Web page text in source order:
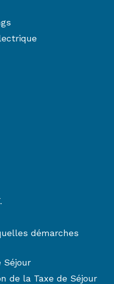
démarches
Séjour
de la Taxe de Séjour